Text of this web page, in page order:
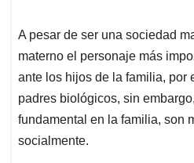
A pesar de ser una sociedad
materno el personaje más
ante los hijos de la familia, por
padres biológicos, sin
fundamental en la familia, son
socialmente.